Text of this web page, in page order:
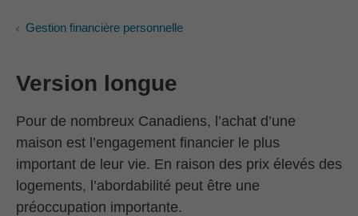
Gestion financière personnelle
Version longue
Pour de nombreux Canadiens, l’achat d’une
maison est l’engagement financier le plus
important de leur vie. En raison des prix élevés des
logements, l’abordabilité peut être une
préoccupation importante.